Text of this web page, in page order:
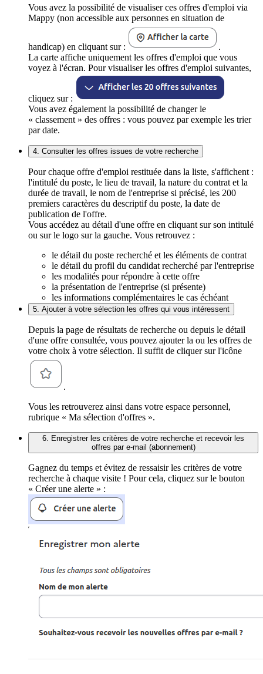
Vous avez la possibilité de visualiser ces offres d'emploi via
Mappy (non accessible aux personnes en situation de
handicap) en cliquant sur :
.
La carte affiche uniquement les offres d'emploi que vous
voyez à l'écran. Pour visualiser les offres d'emploi suivantes,
cliquez sur :
Vous avez également la possibilité de changer le
« classement » des offres : vous pouvez par exemple les trier
par date.
4. Consulter les offres issues de votre recherche
Pour chaque offre d'emploi restituée dans la liste, s'affichent :
l'intitulé du poste, le lieu de travail, la nature du contrat et la
durée de travail, le nom de l'entreprise si précisé, les 200
premiers caractères du descriptif du poste, la date de
publication de l'offre.
Vous accédez au détail d'une offre en cliquant sur son intitulé
ou sur le logo sur la gauche. Vous retrouvez :
le détail du poste recherché et les éléments de contrat
le détail du profil du candidat recherché par l'entreprise
les modalités pour répondre à cette offre
la présentation de l'entreprise (si présente)
les informations complémentaires le cas échéant
5. Ajouter à votre sélection les offres qui vous intéressent
Depuis la page de résultats de recherche ou depuis le détail
d'une offre consultée, vous pouvez ajouter la ou les offres de
votre choix à votre sélection. Il suffit de cliquer sur l'icône
.
Vous les retrouverez ainsi dans votre espace personnel,
rubrique « Ma sélection d'offres ».
6. Enregistrer les critères de votre recherche et recevoir les
offres par e-mail (abonnement)
Gagnez du temps et évitez de ressaisir les critères de votre
recherche à chaque visite ! Pour cela, cliquez sur le bouton
« Créer une alerte » :